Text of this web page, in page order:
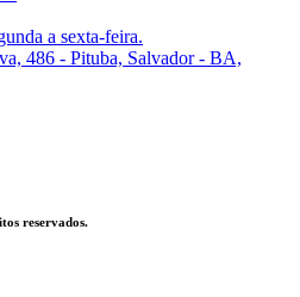
a sexta-feira.
486 - Pituba, Salvador - BA,
reservados.